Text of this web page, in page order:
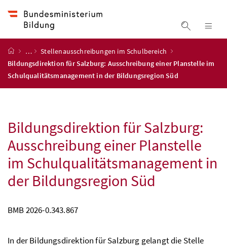
Suche
Startseite
…
Stellenausschreibungen im Schulbereich
Bildungsdirektion für Salzburg: Ausschreibung einer Planstelle im
Schulqualitätsmanagement in der Bildungsregion Süd
Bildungsdirektion für Salzburg:
Ausschreibung einer Planstelle
im Schulqualitätsmanagement in
der Bildungsregion Süd
BMB2026-0.343.867
In der Bildungsdirektion für Salzburg gelangt die Stelle